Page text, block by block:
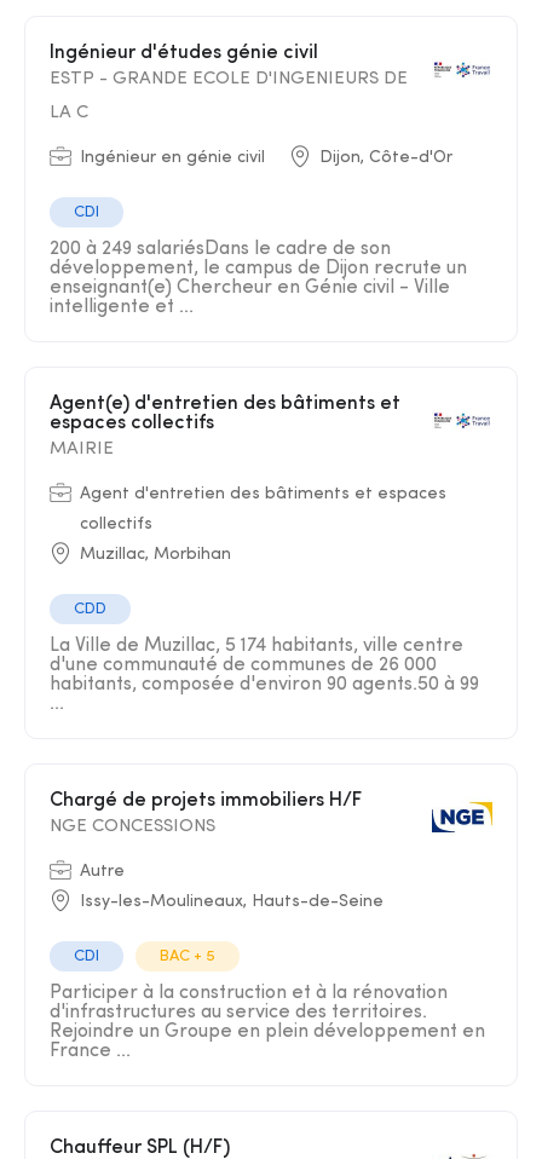
Ingénieur d'études génie civil
ESTP - GRANDE ECOLE D'INGENIEURS DE
LA C
Ingénieur en génie civil Dijon, Côte-d'Or
CDI
200 à 249 salariésDans le cadre de son
développement, le campus de Dijon recrute un
enseignant(e) Chercheur en Génie civil - Ville
intelligente et ...
Agent(e) d'entretien des bâtiments et
espaces collectifs
MAIRIE
Agent d'entretien des bâtiments et espaces
collectifs
Muzillac, Morbihan
CDD
La Ville de Muzillac, 5 174 habitants, ville centre
d'une communauté de communes de 26 000
habitants, composée d'environ 90 agents.50 à 99
...
Chargé de projets immobiliers H/F
NGE CONCESSIONS
Autre
Issy-les-Moulineaux, Hauts-de-Seine
CDI BAC + 5
Participer à la construction et à la rénovation
d'infrastructures au service des territoires.
Rejoindre un Groupe en plein développement en
France ...
Chauffeur SPL (H/F)